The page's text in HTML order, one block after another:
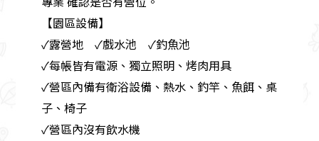
【園區設備】
✓露營地 ✓戲水池 ✓釣魚池
✓每帳皆有電源、獨立照明、烤肉用具
✓營區內備有衛浴設備、熱水、釣竿、魚餌、桌
子、椅子
✓營區內沒有飲水機